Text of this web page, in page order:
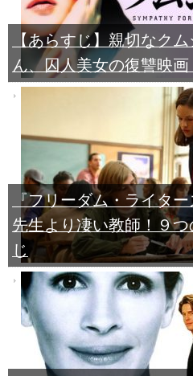
【あらすじ】親切なクム
ん、囚人美女の復讐映画
『フリーダム・ライタ
先生より凄い教師！９つ
じ